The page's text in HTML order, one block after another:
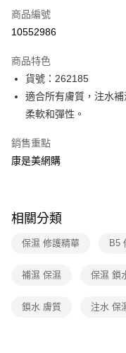
超商取貨付款
Apple Pay
街口支付
悠遊付
Google Pay
每筆NT$70，滿NT$399(
付款後7-11取貨(下單後
每筆NT$70，滿NT$399(
每筆NT$100，滿
商品編號
10552986
商品特色
貨號：262185
適合所有膚質，注水
柔軟和彈性。
銷售重點
康是美網購
相關分類
保濕 修護精華 B5
補濕 保濕 保濕 鎖
鎖水 膚質 注水 保